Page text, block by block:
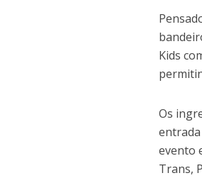
Kids
Os
evento
Trans,